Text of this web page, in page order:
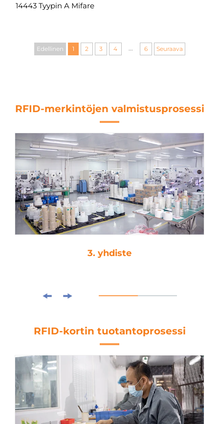
14443 Tyypin A Mifare
Edellinen 1 2 3 4 6 Seuraava
RFID-merkintöjen valmistusprosessi
4. kuormitusleikkaus
RFID-kortin tuotantoprosessi